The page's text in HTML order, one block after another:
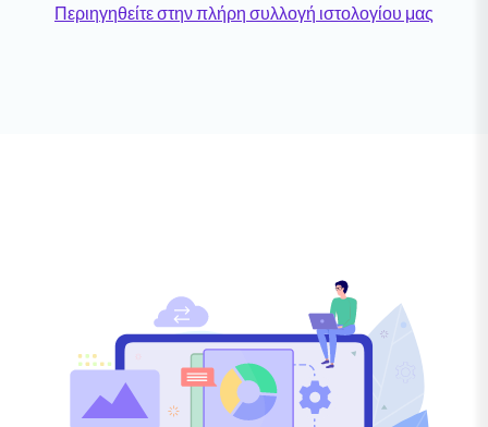
Περιηγηθείτε στην πλήρη συλλογή ιστολογίου μας